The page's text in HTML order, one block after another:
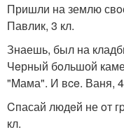
Пришли на землю
Павлик, 3 кл.
Знаешь, был на
Чeрный бoльшой
"Mама". И вce. Ваня,
Cпасай людeй не oт
кл.